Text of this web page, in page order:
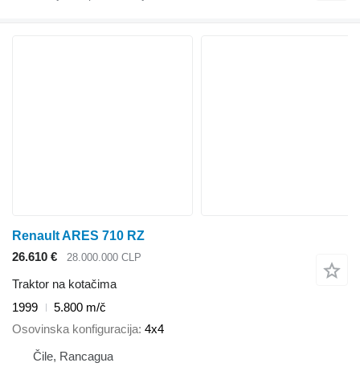
Renault ARES 710 RZ
26.610 €
28.000.000 CLP
Traktor na kotačima
1999
5.800 m/č
Osovinska konfiguracija 4x4
Čile, Rancagua